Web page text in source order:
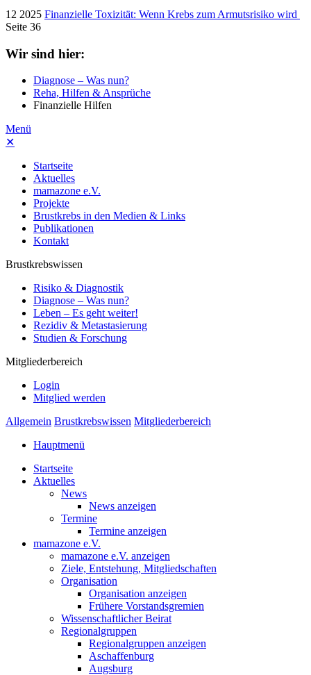
12 2025 Finanzielle Toxizität: Wenn Krebs zum Armutsrisiko wird
Seite 36
Wir sind hier:
Diagnose – Was nun?
Reha, Hilfen & Ansprüche
Finanzielle Hilfen
Menü
✕
Startseite
Aktuelles
mamazone e.V.
Projekte
Brustkrebs in den Medien & Links
Publikationen
Kontakt
Brustkrebswissen
Risiko & Diagnostik
Diagnose – Was nun?
Leben – Es geht weiter!
Rezidiv & Metastasierung
Studien & Forschung
Mitgliederbereich
Login
Mitglied werden
Allgemein Brustkrebswissen Mitgliederbereich
Hauptmenü
Startseite
Aktuelles
News
News anzeigen
Termine
Termine anzeigen
mamazone e.V.
mamazone e.V. anzeigen
Ziele, Entstehung, Mitgliedschaften
Organisation
Organisation anzeigen
Frühere Vorstandsgremien
Wissenschaftlicher Beirat
Regionalgruppen
Regionalgruppen anzeigen
Aschaffenburg
Augsburg